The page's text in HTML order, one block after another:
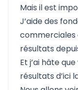
Mais il est
J’aide des
commerciales
résultats
Et j’ai hâte
résultats d’ici